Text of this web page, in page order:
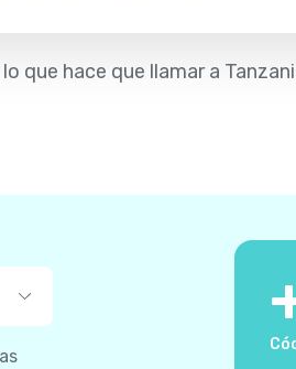
hace que llamar a